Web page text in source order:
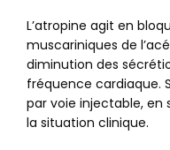
L’atropine agit en
muscariniques de
diminution des
fréquence cardiaque.
par voie injectable, en
la situation clinique.